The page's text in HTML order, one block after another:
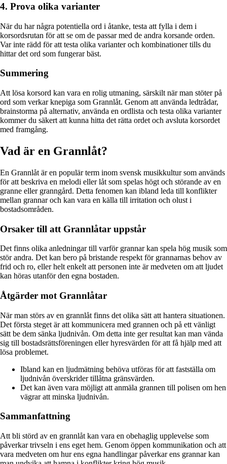
4. Prova olika varianter
När du har några potentiella ord i åtanke, testa att fylla i dem i
korsordsrutan för att se om de passar med de andra korsande orden.
Var inte rädd för att testa olika varianter och kombinationer tills du
hittar det ord som fungerar bäst.
Summering
Att lösa korsord kan vara en rolig utmaning, särskilt när man stöter på
ord som verkar knepiga som Grannlåt. Genom att använda ledtrådar,
brainstorma på alternativ, använda en ordlista och testa olika varianter
kommer du säkert att kunna hitta det rätta ordet och avsluta korsordet
med framgång.
Vad är en Grannlåt?
En Grannlåt är en populär term inom svensk musikkultur som används
för att beskriva en melodi eller låt som spelas högt och störande av en
granne eller granngård. Detta fenomen kan ibland leda till konflikter
mellan grannar och kan vara en källa till irritation och olust i
bostadsområden.
Orsaker till att Grannlåtar uppstår
Det finns olika anledningar till varför grannar kan spela hög musik som
stör andra. Det kan bero på bristande respekt för grannarnas behov av
frid och ro, eller helt enkelt att personen inte är medveten om att ljudet
kan höras utanför den egna bostaden.
Åtgärder mot Grannlåtar
När man störs av en grannlåt finns det olika sätt att hantera situationen.
Det första steget är att kommunicera med grannen och på ett vänligt
sätt be dem sänka ljudnivån. Om detta inte ger resultat kan man vända
sig till bostadsrättsföreningen eller hyresvärden för att få hjälp med att
lösa problemet.
Ibland kan en ljudmätning behöva utföras för att fastställa om
ljudnivån överskrider tillåtna gränsvärden.
Det kan även vara möjligt att anmäla grannen till polisen om hen
vägrar att minska ljudnivån.
Sammanfattning
Att bli störd av en grannlåt kan vara en obehaglig upplevelse som
påverkar trivseln i ens eget hem. Genom öppen kommunikation och att
vara medveten om hur ens egna handlingar påverkar ens grannar kan